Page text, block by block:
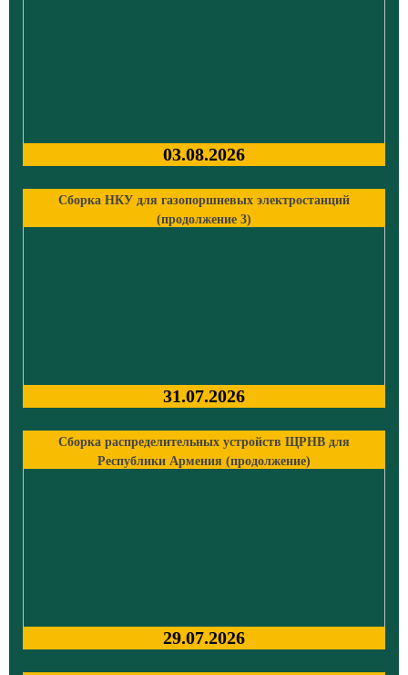
03.08.2026
Сборка НКУ для газопоршневых электростанций
(продолжение 3)
31.07.2026
Сборка распределительных устройств ЩРНВ для
Республики Армения (продолжение)
29.07.2026